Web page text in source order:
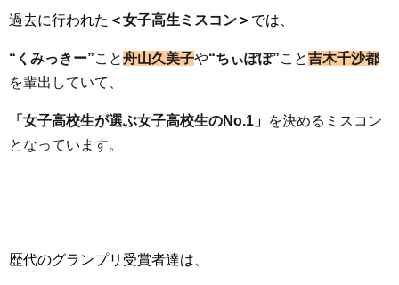
過去に行われた ＜女子高生ミスコン ＞ では、
“くみっきー”こと舟山久美子や“ちぃぽぽ”こと吉木千沙都
を輩出していて、
「女子高校生が選ぶ女子高校生のNo.1」
を決めるミスコン
となっています。
歴代のグランプリ受賞者達は、